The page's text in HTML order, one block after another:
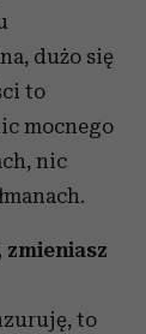
dużo się
to
mocnego
nic
to